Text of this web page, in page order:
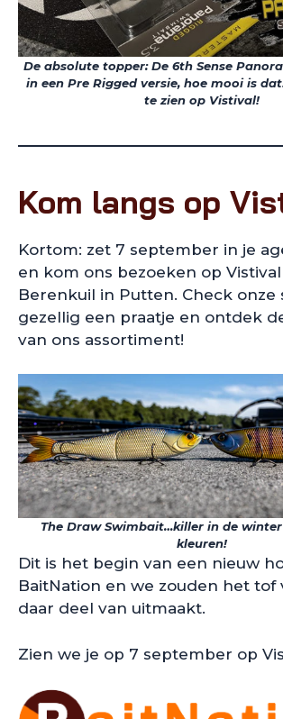
De absolute topper: De 6th Sense
in een Pre Rigged versie, hoe mooi is
te zien op Vistival!
Kom langs op
Kortom: zet 7 september in je
en kom ons bezoeken op
Berenkuil in Putten. Check onze
gezellig een praatje en ontdek
van ons assortiment!
The Draw Swimbait…killer in de
kleuren!
Dit is het begin van een nieuw
BaitNation en we zouden het tof
daar deel van uitmaakt.
Zien we je op 7 september op